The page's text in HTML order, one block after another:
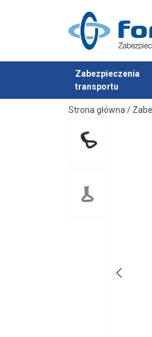
Zabezpieczenia
transportu
Dodano do
Strona główna /
Materiał: